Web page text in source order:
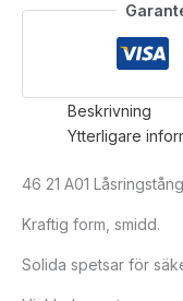
Beskrivning
Ytterligare
46 21 A01
Kraftig form, smidd.
Solida spetsar för